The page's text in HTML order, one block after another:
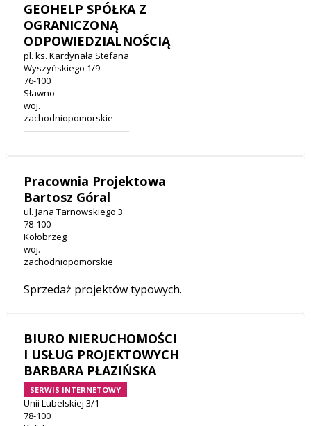
GEOHELP SPÓŁKA Z
OGRANICZONĄ
ODPOWIEDZIALNOŚCIĄ
pl. ks. Kardynała Stefana
Wyszyńskiego 1/9
76-100
Sławno
woj.
zachodniopomorskie
Pracownia Projektowa
Bartosz Góral
ul. Jana Tarnowskiego 3
78-100
Kołobrzeg
woj.
zachodniopomorskie
Sprzedaż projektów typowych.
BIURO NIERUCHOMOŚCI
I USŁUG PROJEKTOWYCH
BARBARA PŁAZIŃSKA
SERWIS INTERNETOWY
Unii Lubelskiej 3/1
78-100